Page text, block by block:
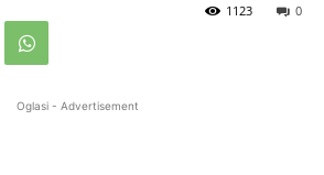
0
1123
Oglasi - Advertisement